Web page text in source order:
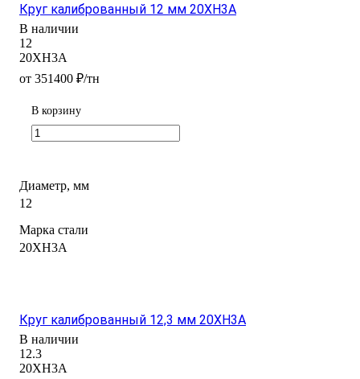
Круг калиброванный 12 мм 20ХН3А
В наличии
12
20ХН3А
от 351400 ₽/тн
В корзину
Диаметр, мм
12
Марка стали
20ХН3А
Круг калиброванный 12,3 мм 20ХН3А
В наличии
12.3
20ХН3А